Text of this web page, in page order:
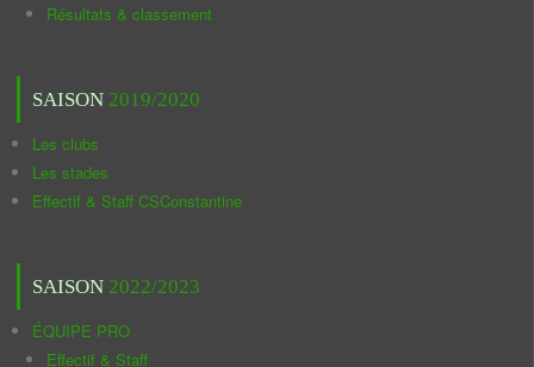
Résultats & classement
SAISON 2019/2020
Les clubs
Les stades
Effectif & Staff CSConstantine
SAISON 2022/2023
ÉQUIPE PRO
Effectif & Staff